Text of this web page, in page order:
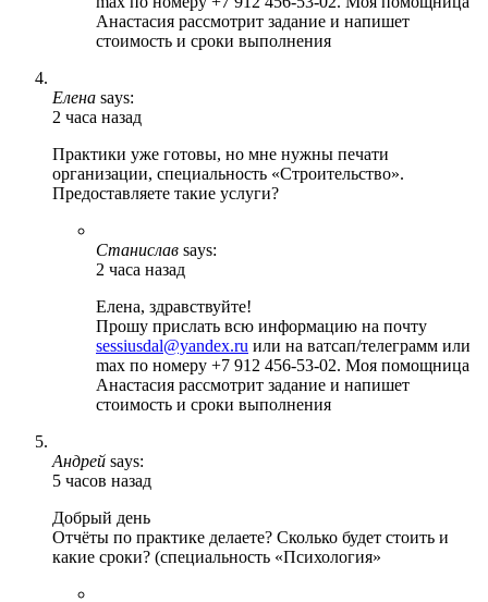
Анастасия рассмотрит задание и напишет
стоимость и сроки выполнения
Елена says:
2 часа назад
Практики уже готовы, но мне нужны печати
организации, специальность «Строительство».
Предоставляете такие услуги?
Станислав says:
2 часа назад
Елена, здравствуйте!
Прошу прислать всю информацию на почту
sessiusdal@yandex.ru или на ватсап/телеграмм или
max по номеру +7 912 456-53-02. Моя помощница
Анастасия рассмотрит задание и напишет
стоимость и сроки выполнения
Андрей says:
5 часов назад
Добрый день
Отчёты по практике делаете? Сколько будет стоить и
какие сроки? (специальность «Психология»